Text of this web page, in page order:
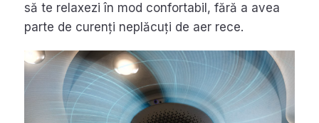
să te relaxezi în mod confortabil, fără a avea
parte de curenți neplăcuți de aer rece.